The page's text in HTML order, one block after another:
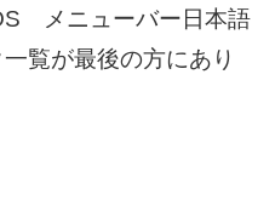
メニューバー日本語
覧が最後の方にあり